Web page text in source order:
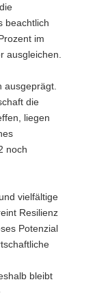
beachtlich
im
ausgleichen.
ausgeprägt.
die
liegen
noch
vielfältige
Resilienz
Potenzial
bleibt